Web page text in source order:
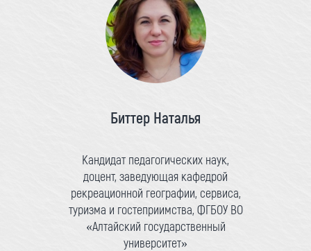
Биттер Наталья
Кандидат педагогических наук,
доцент, заведующая кафедрой
рекреационной географии, сервиса,
туризма и гостеприимства, ФГБОУ ВО
«Алтайский государственный
университет»